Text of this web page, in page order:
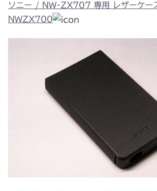
ソニー / NW-ZX707 専用 レザーケー
NWZX700